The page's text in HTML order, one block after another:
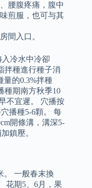
腰腹疼痛，腹中
煎服，也可与其
間入口。
冷水中冷卻
拌種進行種子消
量的0.3%拌種
種期南方秋季10
不宜遲。 穴播按
播種5-6顆。 每
開條溝，溝深5-
鎮壓。
。 一般春末換
花期5、6月，果